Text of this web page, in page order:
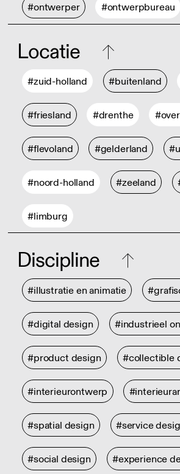
#ontwerper #ontwerpbureau
Locatie
#zuid-holland #buitenland
#friesland #drenthe
#flevoland #gelderland
#noord-holland #zeeland
#limburg
Discipline
#illustratie en animatie
#digital design #industrieel
#product design #collectible
#interieurontwerp
#spatial design #service
#social design #experience